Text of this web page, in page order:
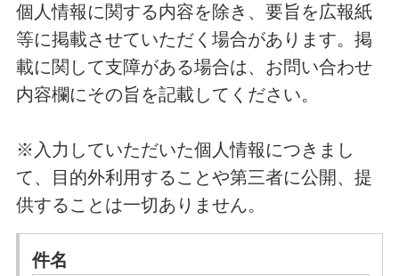
個人情報に関する内容を除き、要旨を広報紙
等に掲載させていただく場合があります。掲
載に関して支障がある場合は、お問い合わせ
内容欄にその旨を記載してください。
※入力していただいた個人情報につきまし
て、目的外利用することや第三者に公開、提
供することは一切ありません。
件名